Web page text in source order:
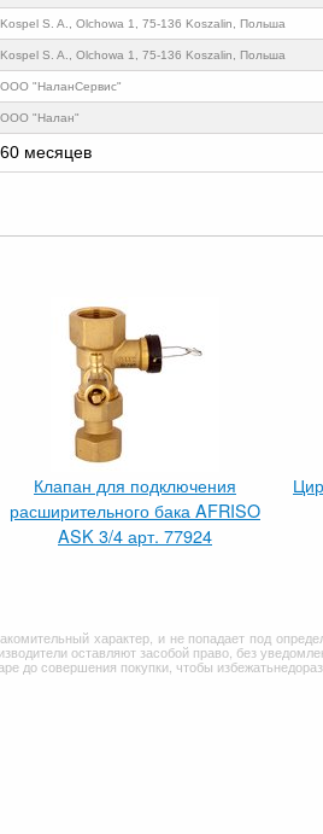
Kospel S. A., Olchowa 1, 75-136 Koszalin, Польша
Kospel S. A., Olchowa 1, 75-136 Koszalin, Польша
ООО "НаланСервис"
ООО "Налан"
60 месяцев
Клапан для подключения
расширительного бака AFRISO
ASK 3/4 арт. 77924
характер, и не попадает под
оставляют засобой право, без
до совершения покупки, чтобы